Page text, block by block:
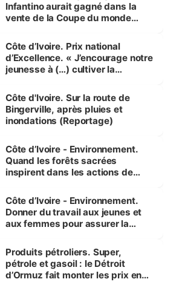
Infantino aurait gagné dans la
vente de la Coupe du monde
Côte d’Ivoire. Prix national
d’Excellence. « J’encourage notre
jeunesse à (…) cultiver la
(Alassane Ouattara
Côte d'Ivoire. Sur la route de
Bingerville, après pluies et
inondations (Reportage)
Côte d’Ivoire - Environnement.
Quand les forêts sacrées
inspirent dans les actions de
Côte d’Ivoire - Environnement.
Donner du travail aux jeunes et
aux femmes pour assurer la
menacées
Produits pétroliers. Super,
pétrole et gasoil : le Détroit
d’Ormuz fait monter les prix en